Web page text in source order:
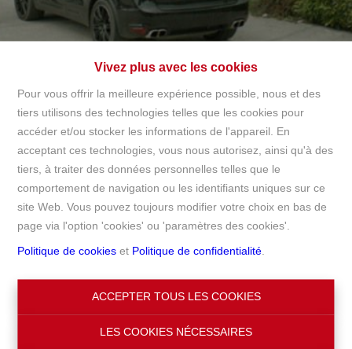
Vivez plus avec les cookies
Pour vous offrir la meilleure expérience possible, nous et des
tiers utilisons des technologies telles que les cookies pour
accéder et/ou stocker les informations de l'appareil. En
acceptant ces technologies, vous nous autorisez, ainsi qu'à des
tiers, à traiter des données personnelles telles que le
comportement de navigation ou les identifiants uniques sur ce
site Web. Vous pouvez toujours modifier votre choix en bas de
page via l'option 'cookies' ou 'paramètres des cookies'.
Politique de cookies et Politique de confidentialité
ACCEPTER TOUS LES COOKIES
LES COOKIES NÉCESSAIRES
Accueil
Accueil